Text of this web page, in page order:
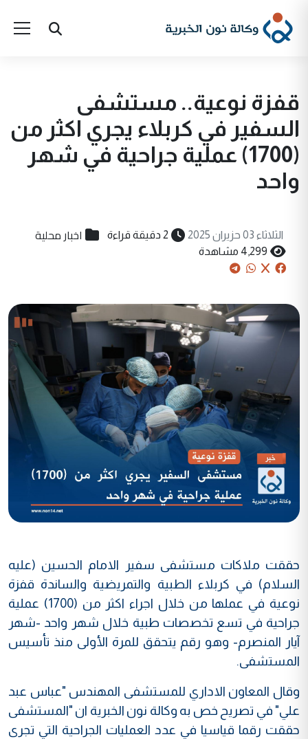
قفزة نوعية.. مستشفى
السفير في كربلاء يجري اكثر من
(1700) عملية جراحية في شهر
واحد
الثلاثاء 03 حزيران 2025 2 دقيقة قراءة اخبار محلية
4,299 مشاهدة
حققت ملاكات مستشفى سفير الامام الحسين (عليه
السلام) في كربلاء الطبية والتمريضية والساندة قفزة
نوعية في عملها من خلال اجراء اكثر من (1700) عملية
جراحية في تسع تخصصات طبية خلال شهر واحد -شهر
آيار المنصرم- وهو رقم يتحقق للمرة الأولى منذ تأسيس
المستشفى.
وقال المعاون الاداري للمستشفى المهندس "عباس عبد
علي" في تصريح خص به وكالة نون الخبرية ان "المستشفى
حققت رقما قياسيا في عدد العمليات الجراحية التي تجرى